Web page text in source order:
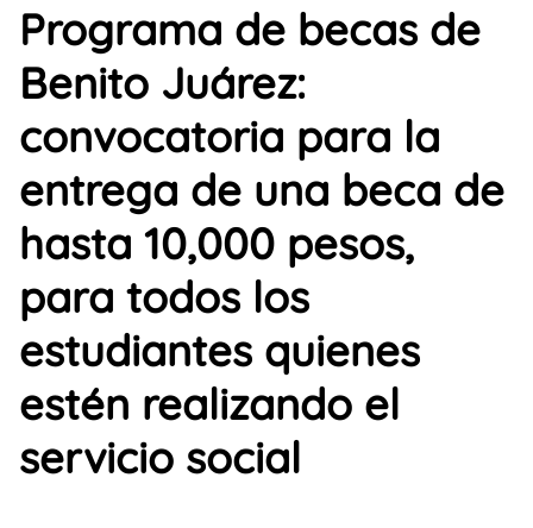
Programa de becas de
Benito Juárez:
convocatoria para la
entrega de una beca de
hasta 10,000 pesos,
para todos los
estudiantes quienes
estén realizando el
servicio social